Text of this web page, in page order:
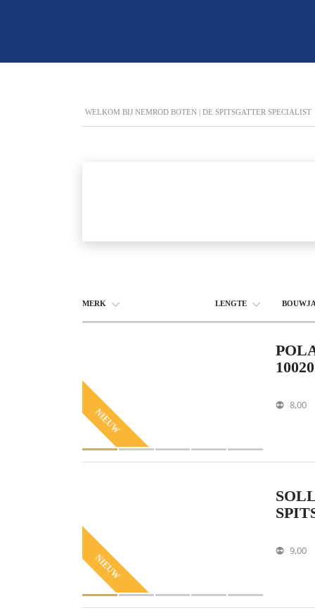
WELKOM BIJ NEMROD BOTEN | DE SPITSGATTER SPECIALIST
MERK LENGTE
NIEUW
8,00
NIEUW
9,00